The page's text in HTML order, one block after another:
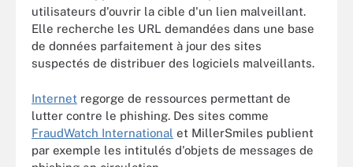
utilisateurs d'ouvrir la cible d'un lien malveillant.
Elle recherche les URL demandées dans une base
de données parfaitement à jour des sites
suspectés de distribuer des logiciels malveillants.
Internet regorge de ressources permettant de
lutter contre le phishing. Des sites comme
FraudWatch International et MillerSmiles publient
par exemple les intitulés d'objets de messages de